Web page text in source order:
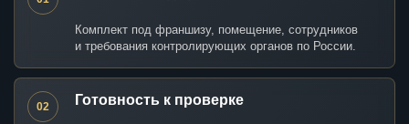
Комплект под франшизу, помещение, сотрудников
и требования контролирующих органов по России.
02 Готовность к проверке